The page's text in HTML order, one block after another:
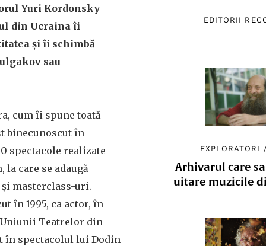
EDITORII
EXPLORATORI
Arhivarul care
uitare muzicile
Yuri Kordonsky
din Ucraina îi
și îi schimbă
sau
cum îi spune toată
binecunoscut în
spectacole realizate
la care se adaugă
masterclass-uri.
în 1995, ca actor, în
Teatrelor din
în spectacolul lui Dodin